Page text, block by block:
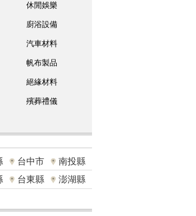
休閒娛樂
廚浴設備
汽車材料
帆布製品
絕緣材料
殯葬禮儀
台中市
南投縣
台東縣
澎湖縣